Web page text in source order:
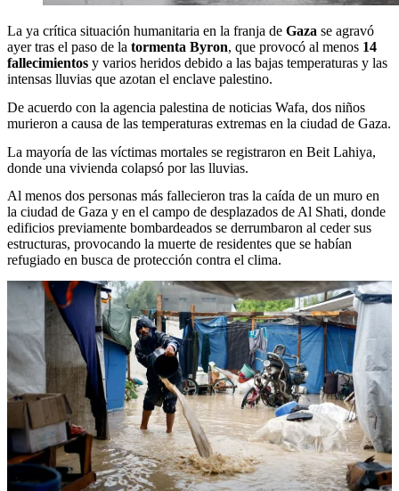
La ya crítica situación humanitaria en la franja de Gaza se agravó
ayer tras el paso de la tormenta Byron, que provocó al menos 14
fallecimientos y varios heridos debido a las bajas temperaturas y las
intensas lluvias que azotan el enclave palestino.
De acuerdo con la agencia palestina de noticias Wafa, dos niños
murieron a causa de las temperaturas extremas en la ciudad de Gaza.
La mayoría de las víctimas mortales se registraron en Beit Lahiya,
donde una vivienda colapsó por las lluvias.
Al menos dos personas más fallecieron tras la caída de un muro en
la ciudad de Gaza y en el campo de desplazados de Al Shati, donde
edificios previamente bombardeados se derrumbaron al ceder sus
estructuras, provocando la muerte de residentes que se habían
refugiado en busca de protección contra el clima.